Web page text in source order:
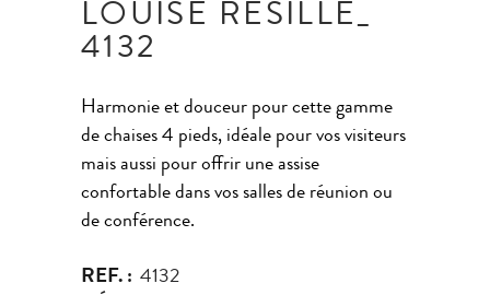
LOUISE RÉSILLE_
4132
Harmonie et douceur pour cette gamme
de chaises 4 pieds, idéale pour vos visiteurs
mais aussi pour offrir une assise
confortable dans vos salles de réunion ou
de conférence.
REF. : 4132